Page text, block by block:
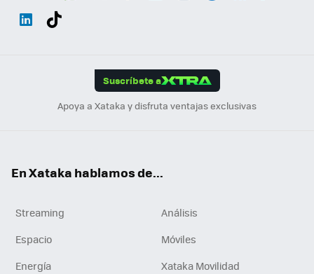
Suscríbete a
Apoya a Xataka y disfruta ventajas exclusivas
En Xataka hablamos de...
Streaming
Análisis
Espacio
Móviles
Energía
Xataka Movilidad